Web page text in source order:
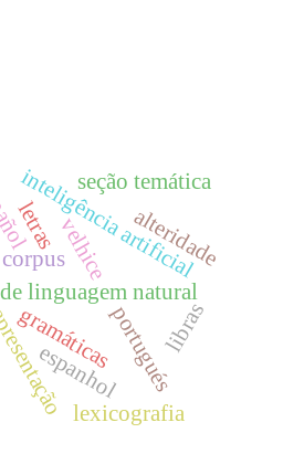
linguagem natural
inteligência artificial
letras
seção temática
gramáticasportugués
espanhol
libras
lexicografia
velhice alteridade